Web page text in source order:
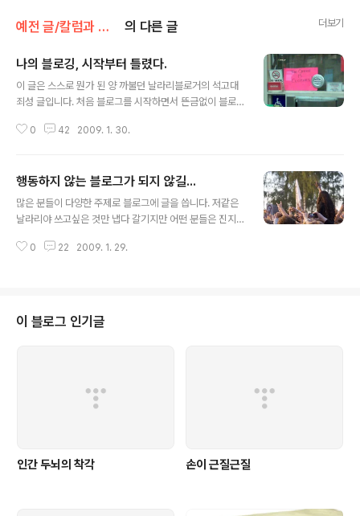
예전 글/칼럼과 단상 의 다른 글 더보기
나의 블로깅, 시작부터 틀렸다.
이 글은 스스로 뭔가 된 양 까불던 날라리블로거의 석고대
죄성 글입니다. 처음 블로그를 시작하면서 뜬금없이 블로
느덧 1년 반이 지난 지금 제법 블로그 짬밥 먹었다는 말을
응?? 야튼, 지금 약간 문제가 생겨 일단정지 중인 e-book
제작도 그렇고 제가 운영하는 다른 곳의 블로그들 역시 나
름대로는 자리를 잡아가고 있습니다. 블로그는 블로그의
의무적이라고 해도 좋을만큼 블로거에게 필요한 것입니다.
0 42 2009. 1. 30.
행동하지 않는 블로그가 되지 않길...
많은 분들이 다양한 주제로 블로그에 글을 씁니다. 저같은
날라리야 쓰고싶은 것만 냅다 갈기지만 어떤 분들은 진지
심사숙고해서 발행합니다. 세상의 부조리한 모습을 그냥
것은 고쳐야한다.' 사실 대학에 가서야 선배들의 이야기를
들으면서 나라와 사회의 부조리한 현실을 겨우 알게되었지
가 커지고 생각이 깊어지면서 '사회'를 인식..
0 22 2009. 1. 29.
이 블로그 인기글
인간 두뇌의 착각 손이 근질근질